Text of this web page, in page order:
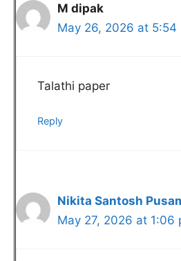
M dipak
May 26, 2026 at 5:54
Talathi paper
Reply
Nikita Santosh
May 27, 2026 at 1:06